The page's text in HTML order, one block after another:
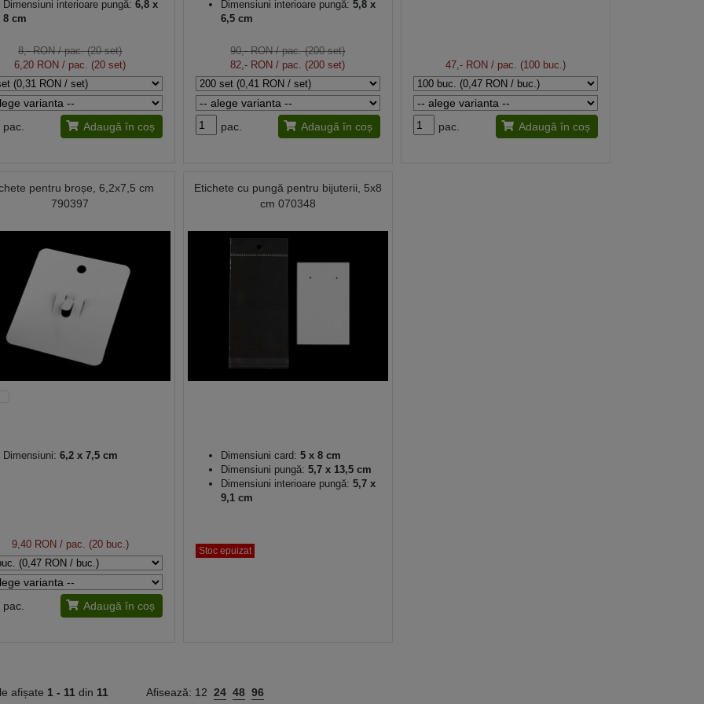
Dimensiuni interioare pungă: 6,8 x
8 cm
8,- RON/ pac. (20 set)
6,20 RON / pac. (20 set)
pac. Adaugă în coș
Dimensiuni interioare pungă: 5,8 x
6,5 cm
90,- RON/ pac. (200 set)
82,- RON / pac. (200 set)
pac. Adaugă în coș
47,- RON/ pac. (100 buc.)
pac. Adaugă în coș
pentru broșe, 6,2x7,5 cm
790397
Dimensiuni: 6,2 x 7,5 cm
9,40 RON / pac. (20 buc.)
pac. Adaugă în coș
Etichete cu pungă pentru bijuterii, 5x8
cm 070348
Dimensiuni card: 5 x 8 cm
Dimensiuni pungă: 5,7 x 13,5 cm
Dimensiuni interioare pungă: 5,7 x
9,1 cm
Stoc epuizat
afișate 1 - 11 din 11 Afisează: 12 24 48 96